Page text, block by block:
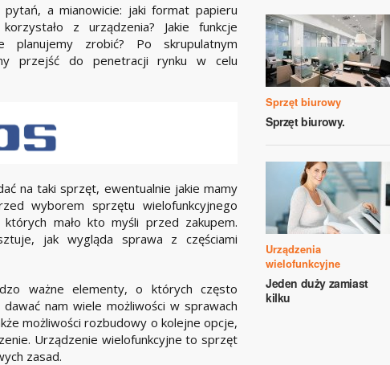
a mianowicie: jaki format papieru
z urządzenia? Jakie funkcje
planujemy zrobić? Po skrupulatnym
przejść do penetracji rynku w celu
na taki sprzęt, ewentualnie jakie mamy
wyborem sprzętu wielofunkcyjnego
mało kto myśli przed zakupem.
jak wygląda sprawa z częściami
ważne elementy, o których często
nam wiele możliwości w sprawach
możliwości rozbudowy o kolejne opcje,
Urządzenie wielofunkcyjne to sprzęt
zasad.
Sprzęt biurowy
Sprzęt biurowy.
Urządzenia
wielofunkcyjne
Jeden duży zamiast
kilku